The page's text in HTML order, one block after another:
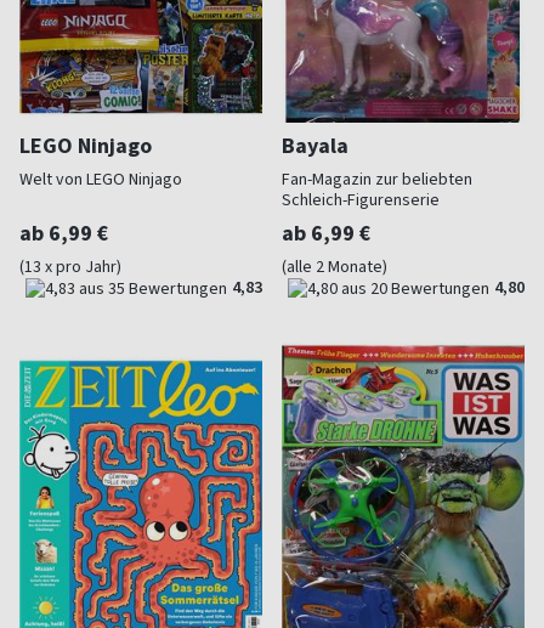
LEGO Ninjago
Welt von LEGO Ninjago
ab 6,99 €
(13 x pro Jahr)
4,83
Bayala
Fan-Magazin zur beliebten
Schleich-Figurenserie
ab 6,99 €
(alle 2 Monate)
4,80